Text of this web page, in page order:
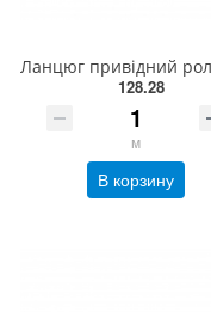
128.28
м
В корзину